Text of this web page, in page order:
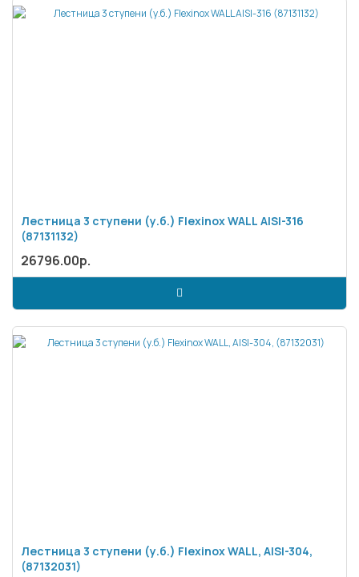
Лестница 3 ступени (у.б.) Flexinox WALL AISI-316
(87131132)
26796.00р.
Лестница 3 ступени (у.б.) Flexinox WALL, AISI-304,
(87132031)